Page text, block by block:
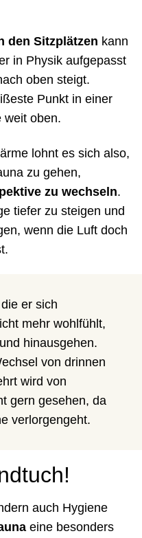
den Sitzplätzen kann
in Physik aufgepasst
oben steigt.
Punkt in einer
weit oben.
lohnt es sich also,
zu gehen,
zu wechseln.
tiefer zu steigen und
wenn die Luft doch
er sich
mehr wohlfühlt,
hinausgehen.
von drinnen
wird von
gern gesehen, da
verlorgengeht.
auch Hygiene
eine besonders